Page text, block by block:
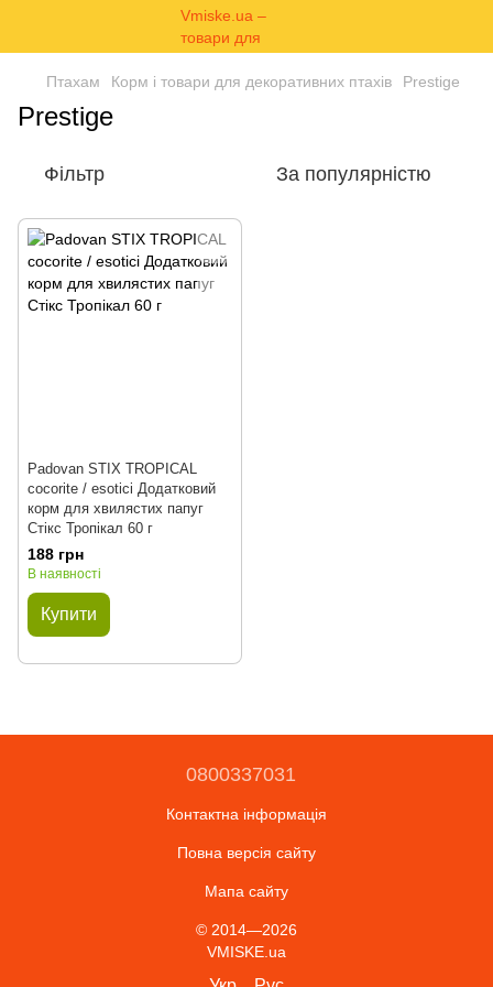
Птахам Корм і товари для декоративних птахів Prestige
Prestige
Фільтр За популярністю
Padovan STIX TROPICAL
cocorite / esotici Додатковий
корм для хвилястих папуг
Стікс Тропікал 60 г
188 грн
В наявності
Купити
0800337031
Контактна інформація
Повна версія сайту
Мапа сайту
© 2014—2026
VMISKE.ua